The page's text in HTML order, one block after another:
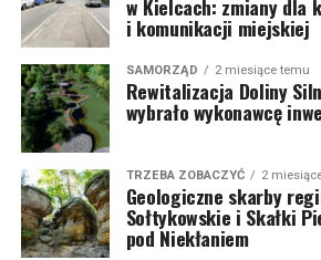
w Kielcach: zmiany dla
i komunikacji miejskiej
SAMORZĄD 2 miesiące temu
Rewitalizacja Doliny
wybrało wykonawcę
TRZEBA ZOBACZYĆ 2
Geologiczne skarby
Sołtykowskie i Skałki
pod Niekłaniem